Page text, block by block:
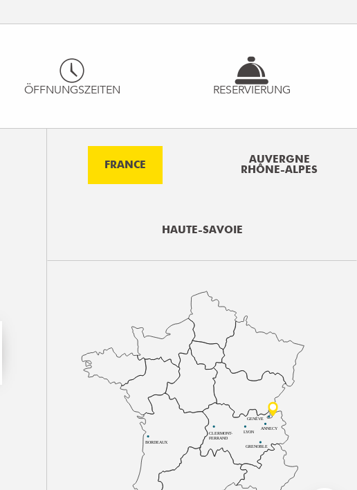
ÖFFNUNGSZEITEN RESERVIERUNG
FRANCE
AUVERGNE
RHÔNE-ALPES
HAUTE-SAVOIE
BORDEAUX
CLERMONT-
FERRAND
LYON
ANNECY
GRENOBLE
GENÈVE